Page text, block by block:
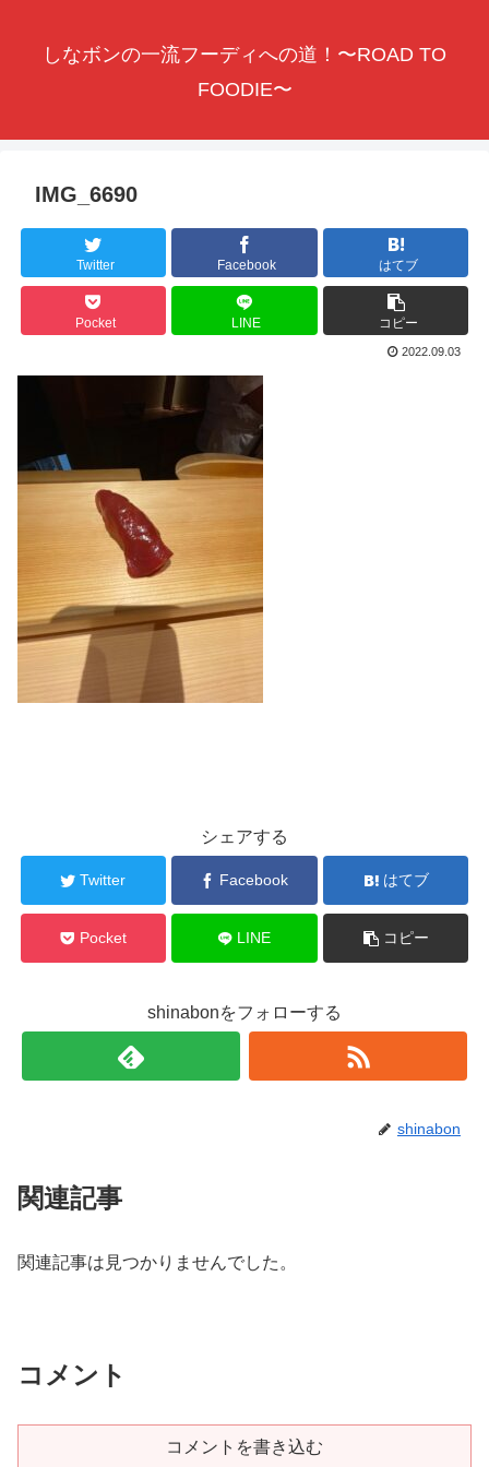
しなボンの一流フーディへの道！〜ROAD TO
FOODIE〜
IMG_6690
Twitter Facebook はてブ
Pocket LINE コピー
2022.09.03
シェアする
Twitter Facebook はてブ
Pocket LINE コピー
shinabonをフォローする
shinabon
関連記事
関連記事は見つかりませんでした。
コメント
コメントを書き込む